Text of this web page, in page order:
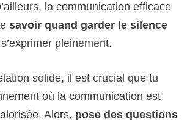
la communication efficace
savoir quand garder le silence
pleinement.
solide, il est crucial que tu
où la communication est
Alors, pose des questions